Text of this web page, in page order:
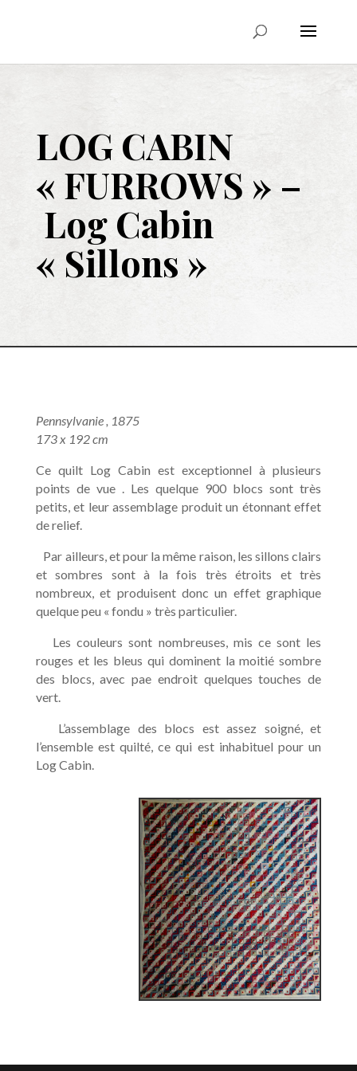
LOG CABIN
« FURROWS » –
Log Cabin
« Sillons »
Pennsylvanie , 1875
173 x 192 cm
Ce quilt Log Cabin est exceptionnel à plusieurs
points de vue . Les quelque 900 blocs sont très
petits, et leur assemblage produit un étonnant effet
de relief.
Par ailleurs, et pour la même raison, les sillons clairs
et sombres sont à la fois très étroits et très
nombreux, et produisent donc un effet graphique
quelque peu « fondu » très particulier.
Les couleurs sont nombreuses, mis ce sont les
rouges et les bleus qui dominent la moitié sombre
des blocs, avec pae endroit quelques touches de
vert.
L’assemblage des blocs est assez soigné, et
l’ensemble est quilté, ce qui est inhabituel pour un
Log Cabin.